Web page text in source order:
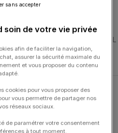
la peau. La taille en « trèfle » est
ET PIERRE DE LUNE ARC EN CIEL
ARGENT 925
Friandise, MORGANNE BELLO
soin de votre vie privée
afin de faciliter la navigation,
assurer la sécurité maximale du
et vous proposer du contenu
cookies pour vous proposer des
vous permettre de partager nos
réseaux sociaux.
de paramétrer votre consentement
à tout moment.
sans accepter